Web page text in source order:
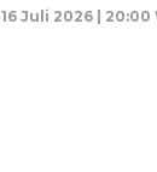
16 Juli 2026 | 20:00